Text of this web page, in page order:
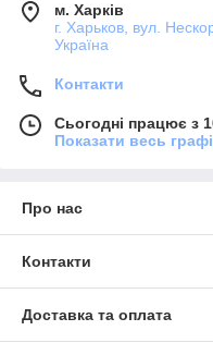
м. Харків
г. Харьков, вул.
Україна
Контакти
Сьогодні працює з
Показати весь
Про нас
Контакти
Доставка та оплата